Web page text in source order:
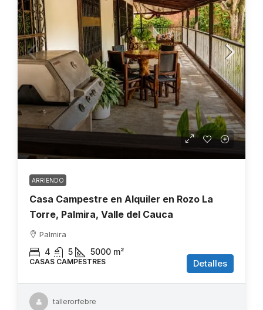
ARRIENDO
Casa Campestre en Alquiler en Rozo La
Torre, Palmira, Valle del Cauca
Palmira
4 5 5000 m²
CASAS CAMPESTRES Detalles
tallerorfebre